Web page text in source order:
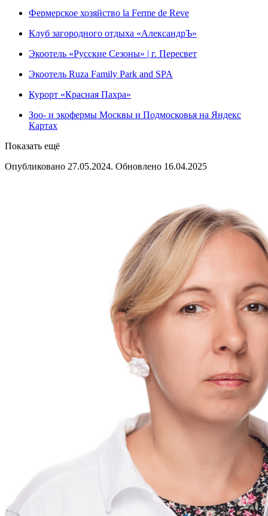
Фермерское хозяйство la Ferme de Reve
Клуб загородного отдыха «АлександрЪ»
Экоотель «Русские Сезоны» | г. Пересвет
Экоотель Ruza Family Park and SPA
Курорт «Красная Пахра»
Зоо- и экофермы Москвы и Подмосковья на Яндекс
Картах
Показать ещё
Опубликовано 27.05.2024. Обновлено 16.04.2025